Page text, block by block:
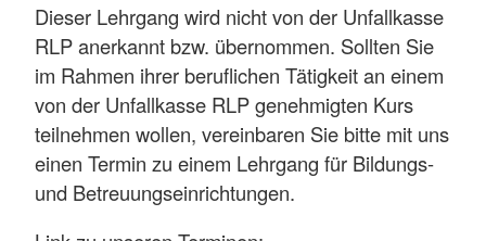
Dieser Lehrgang wird nicht von der Unfallkasse
RLP anerkannt bzw. übernommen. Sollten Sie
im Rahmen ihrer beruflichen Tätigkeit an einem
von der Unfallkasse RLP genehmigten Kurs
teilnehmen wollen, vereinbaren Sie bitte mit uns
einen Termin zu einem Lehrgang für Bildungs-
und Betreuungseinrichtungen.